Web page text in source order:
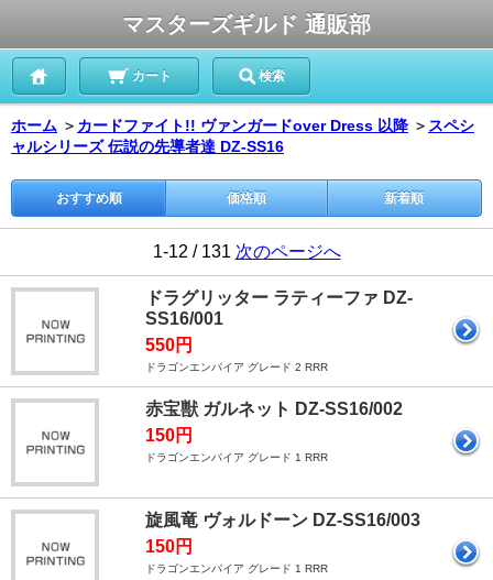
マスターズギルド 通販部
カート 検索
ホーム ＞ カードファイト!! ヴァンガードover Dress 以降 ＞ スペシ
ャルシリーズ 伝説の先導者達 DZ-SS16
おすすめ順 価格順 新着順
1-12 / 131 次のページへ
ドラグリッター ラティーファ DZ-
SS16/001
550円
ドラゴンエンパイア グレード 2 RRR
赤宝獣 ガルネット DZ-SS16/002
150円
ドラゴンエンパイア グレード 1 RRR
旋風竜 ヴォルドーン DZ-SS16/003
150円
ドラゴンエンパイア グレード 1 RRR